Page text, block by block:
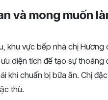
và mong muốn
khu vực bếp nhà chị
diện tích để tạo sự
khi chuẩn bị bữa ăn. Chị
thù.